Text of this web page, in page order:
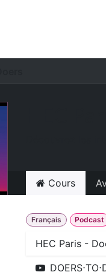
Cours
Français Podcast
HEC Paris -